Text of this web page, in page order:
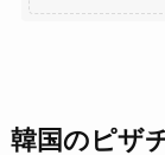
韓国のピザ